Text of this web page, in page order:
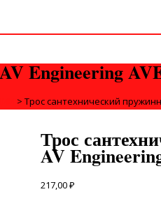
Engineering
> Трос сантехнический
Трос
AV
217,00₽